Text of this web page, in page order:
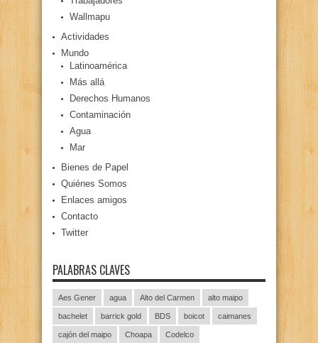
Wallmapu
Actividades
Mundo
Latinoamérica
Más allá
Derechos Humanos
Contaminación
Agua
Mar
Bienes de Papel
Quiénes Somos
Enlaces amigos
Contacto
Twitter
PALABRAS CLAVES
Aes Gener agua Alto del Carmen alto maipo
bachelet barrick gold BDS boicot caimanes
cajón del maipo Choapa Codelco